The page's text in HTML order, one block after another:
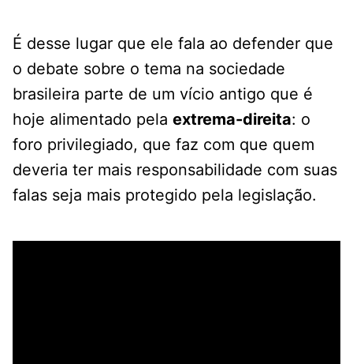
É desse lugar que ele fala ao defender que
o debate sobre o tema na sociedade
brasileira parte de um vício antigo que é
hoje alimentado pela extrema-direita: o
foro privilegiado, que faz com que quem
deveria ter mais responsabilidade com suas
falas seja mais protegido pela legislação.